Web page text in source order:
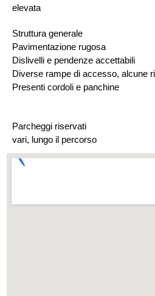
elevata
Struttura generale
Pavimentazione rugosa
Dislivelli e pendenze accettabili
Diverse rampe di accesso, alcune
Presenti cordoli e panchine
Parcheggi riservati
vari, lungo il percorso